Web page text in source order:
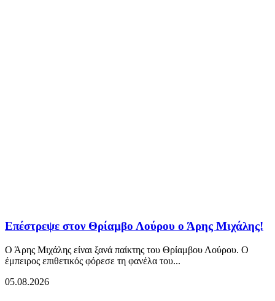
Επέστρεψε στον Θρίαμβο Λούρου ο Άρης Μιχάλης!
Ο Άρης Μιχάλης είναι ξανά παίκτης του Θρίαμβου Λούρου. Ο
έμπειρος επιθετικός φόρεσε τη φανέλα του...
05.08.2026